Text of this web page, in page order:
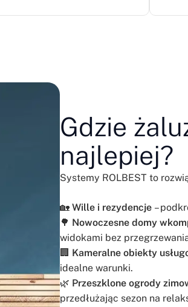
Gdzie
najlepiej?
Systemy ROLBEST to
🏡Wille i rezydencje –
🌳 Nowoczesne domy
widokami bez
🏢 Kameralne obiekty
idealne warunki.
🌿 Przeszklone ogrody
przedłużając sezon na